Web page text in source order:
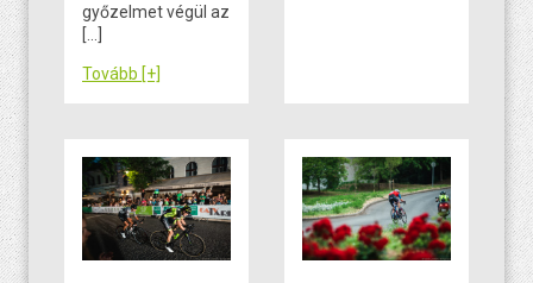
győzelmet végül az
[…]
Tovább [+]